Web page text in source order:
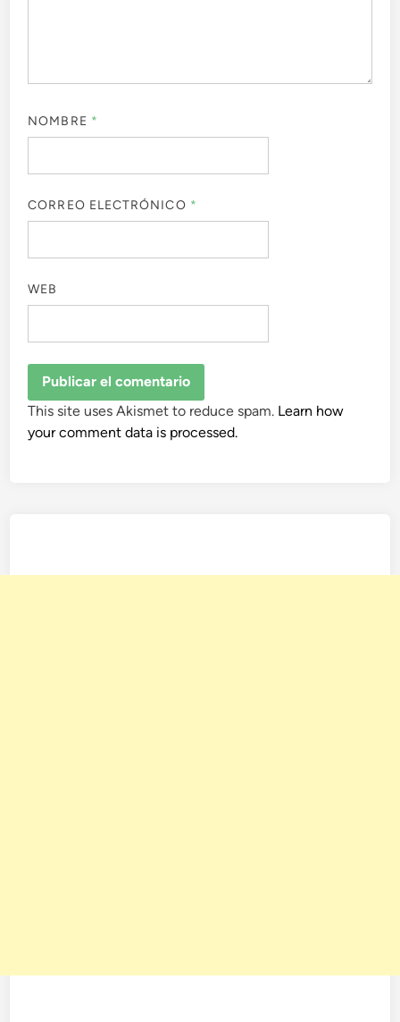
NOMBRE *
CORREO ELECTRÓNICO *
WEB
This site uses Akismet to reduce spam. Learn how
your comment data is processed.